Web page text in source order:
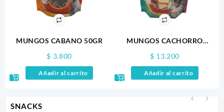
SNACKS
MUNGOS CABANO 50GR
$ 3.800
Añadir al carrito
MUNGOS CACHORRO
$ 13.200
Añadir al carrito